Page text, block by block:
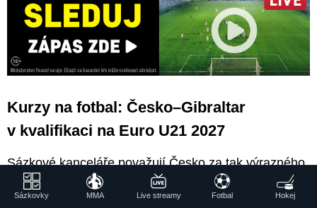
Kurzy na fotbal: Česko–Gibraltar
v kvalifikaci na Euro U21 2027
Sázkové kanceláře považují Česko za tak výrazného
favorita, že na jeho výhru ani nevypsaly kurz. To, jak
velkým je Gibraltar outsiderem, dokládá kurz 36,00
Sázkovky MMA Live streamy Fotbal Hokej